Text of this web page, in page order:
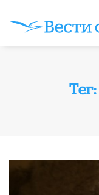
Тег: